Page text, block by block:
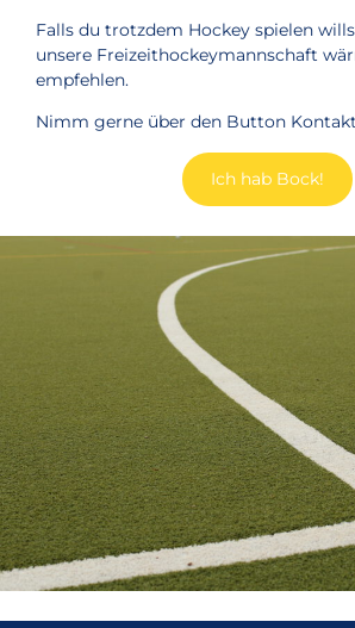
Falls du trotzdem Hockey spielen
unsere Freizeithockeymannschaft
empfehlen.
Nimm gerne über den Button
Ich hab Bock!